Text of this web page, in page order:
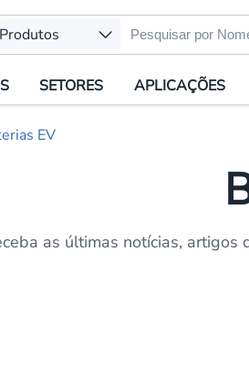
Produtos
SETORES APLICAÇÕES
EV
as últimas notícias,